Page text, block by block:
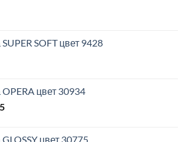
SOFT цвет 9428
цвет 30934
цвет 30775